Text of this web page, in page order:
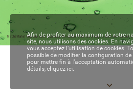
Marché Market / Réglementation Legislation / Formulation / Partenaires Partners / Recherche Research /
Afin de profiter au maximum de votre
site, nous utilisons des cookies. En
vous acceptez l’utilisation de cookies.
possible de modifier la configuration
pour mettre fin à l’acceptation
détails, cliquez ici.